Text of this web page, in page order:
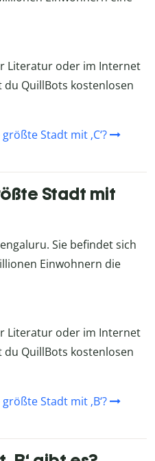
Literatur oder im Internet
QuillBots kostenlosen
Stadt mit ‚C‘?
Stadt mit
Sie befindet sich
Einwohnern die
Literatur oder im Internet
QuillBots kostenlosen
Stadt mit ‚B‘?